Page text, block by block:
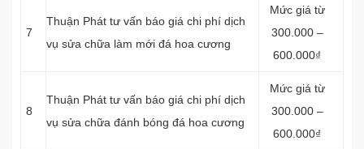
7
Thuận Phát tư vấn báo giá chi phí dịch
vụ sửa chữa làm mới đá hoa cương
Mức giá từ
300.000 –
600.000₫
8
Thuận Phát tư vấn báo giá chi phí dịch
vụ sửa chữa đánh bóng đá hoa cương
Mức giá từ
300.000 –
600.000₫